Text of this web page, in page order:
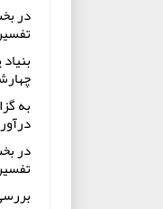
در
به
در